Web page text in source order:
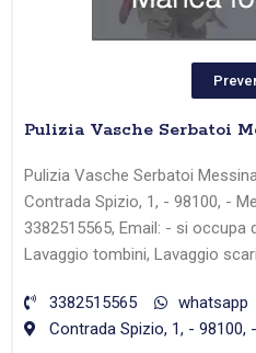
Pulizia Vasche Serbatoi
Pulizia Vasche Serbatoi
Contrada Spizio, 1, - 98100, -
3382515565, Email: - si
Lavaggio tombini, Lavaggio
3382515565
whatsapp
Contrada Spizio, 1, - 98100,